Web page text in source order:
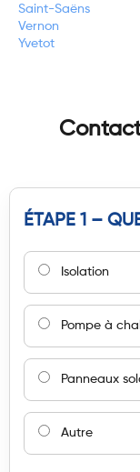
Saint-Saëns
Vernon
Yvetot
ÉTAPE 1 –
Isolation
Pompe à
Panneaux
Autre